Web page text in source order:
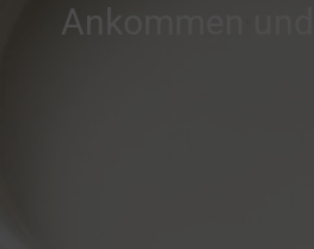
Ankommen und